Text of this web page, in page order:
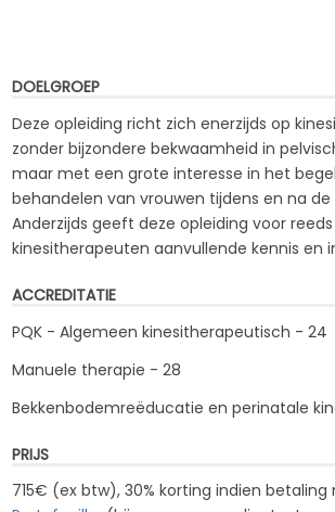
DOELGROEP
Deze opleiding richt zich enerzijds op
zonder bijzondere bekwaamheid in
maar met een grote interesse in het
behandelen van vrouwen tijdens en na de
Anderzijds geeft deze opleiding voor
kinesitherapeuten aanvullende kennis en
ACCREDITATIE
PQK - Algemeen kinesitherapeutisch - 24
Manuele therapie - 28
Bekkenbodemreëducatie en perinatale
PRIJS
715€ (ex btw), 30% korting indien